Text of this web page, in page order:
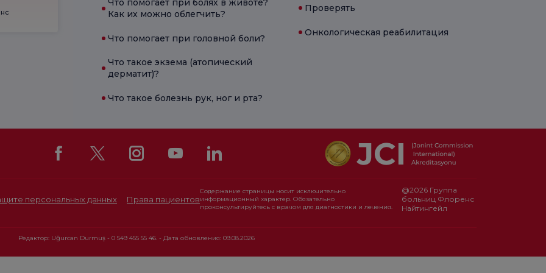
Что помогает при болях в животе?
Как их можно облегчить?
Что помогает при головной боли?
Что такое экзема (атопический
дерматит)?
Что такое болезнь рук, ног и рта?
Проверять
Онкологическая реабилитация
персональных данных Права пациентов
Содержание страницы носит исключительно
информационный характер. Обязательно
проконсультируйтесь с врачом для диагностики и лечения.
@2026 Группа
больниц Флоренс
Найтингейл
Редактор: Uğurcan Durmuş - 0 549 455 55 46. - Дата обновления: 09.08.2026